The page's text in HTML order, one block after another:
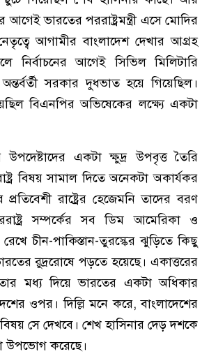
আগেই ভারতের পররাষ্ট্রমন্ত্রী এসে মোদির
আগামীর বাংলাদেশ দেখার আগ্রহ
নির্বাচনের আগেই সিভিল মিলিটারি
সরকার দুধভাত হয়ে গিয়েছিল।
বিএনপির অভিষেকের লক্ষ্যে একটা
একটা ক্ষুদ্র উপবৃত্ত তৈরি
বিষয় সামাল দিতে অনেকটা অকার্যকর
রাষ্ট্রের হেজেমনি তাদের বরণ
সম্পর্কের সব ডিম আমেরিকা ও
চীন-পাকিস্তান-তুরস্কের ঝুড়িতে কিছু
রুদ্ররোষে পড়তে হয়েছে। একাত্তরের
মধ্য দিয়ে ভারতের একটা অধিকার
ওপর। দিল্লি মনে করে, বাংলাদেশের
বিষয় সে দেখবে। শেখ হাসিনার দেড় দশকে
উপভোগ করেছে।